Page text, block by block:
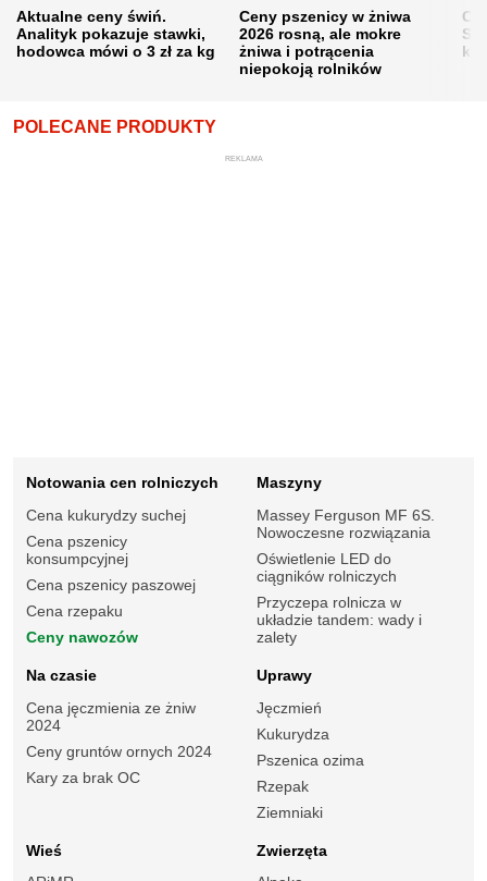
Aktualne ceny świń.
Analityk pokazuje stawki,
hodowca mówi o 3 zł za kg
Ceny pszenicy w żniwa
2026 rosną, ale mokre
żniwa i potrącenia
niepokoją rolników
POLECANE PRODUKTY
REKLAMA
Notowania cen rolniczych
Cena kukurydzy suchej
Cena pszenicy
konsumpcyjnej
Cena pszenicy paszowej
Cena rzepaku
Ceny nawozów
Maszyny
Massey Ferguson MF 6S.
Nowoczesne rozwiązania
Oświetlenie LED do
ciągników rolniczych
Przyczepa rolnicza w
układzie tandem: wady i
zalety
Na czasie
Cena jęczmienia ze żniw
2024
Ceny gruntów ornych 2024
Kary za brak OC
Uprawy
Jęczmień
Kukurydza
Pszenica ozima
Rzepak
Ziemniaki
Wieś
Zwierzęta